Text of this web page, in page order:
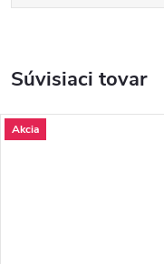
Súvisiaci tovar
Akcia